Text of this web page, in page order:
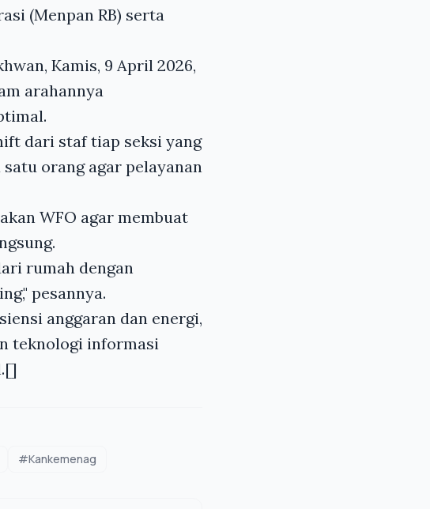
(Menpan RB) serta
Kamis, 9 April 2026,
arahannya
dari staf tiap seksi yang
orang agar pelayanan
WFO agar membuat
rumah dengan
pesannya.
anggaran dan energi,
teknologi informasi
#Kankemenag